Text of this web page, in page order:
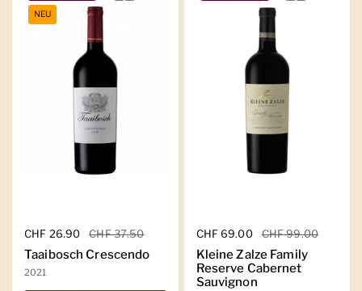
Regulärer Preis
CHF 26.90 Sale-Preis
CHF 37.50
Taaibosch Crescendo
2021
NEU
Regulärer Preis
CHF 69.00 Sale-Preis
CHF 99.00
Kleine Zalze Family
Reserve Cabernet
Sauvignon